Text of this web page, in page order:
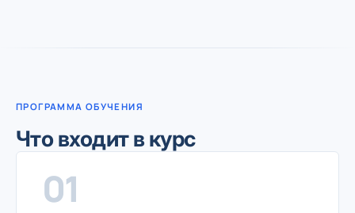
ПРОГРАММА ОБУЧЕНИЯ
Что входит в курс
01